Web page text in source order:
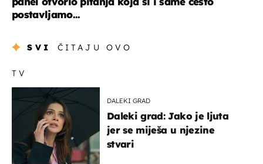
postavljamo...
SVI ČITAJU OVO
TV
DALEKI GRAD
Daleki grad: Jako je ljuta
jer se miješa u njezine
stvari